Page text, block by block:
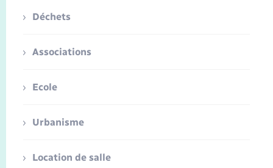
Déchets
Associations
Ecole
Urbanisme
Location de salle